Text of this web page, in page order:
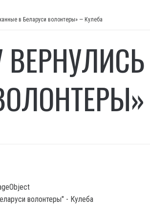
в Беларуси волонтеры» — Кулеба